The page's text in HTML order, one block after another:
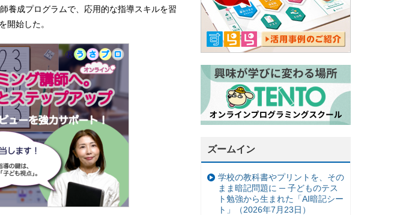
養成プログラムで、応用的な指導スキルを習
開始した。
ズームイン
学校の教科書やプリントを、その
まま暗記問題に ─ 子どものテス
ト勉強から生まれた「AI暗記シー
ト」（2026年7月23日）